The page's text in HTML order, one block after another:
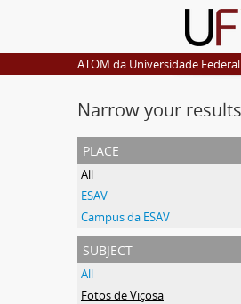
ATOM da Universidade
Narrow your
place
All
ESAV
Campus da ESAV
subject
All
Fotos de Viçosa